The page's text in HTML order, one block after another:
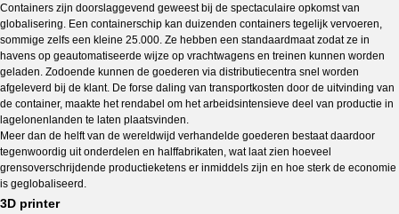
Containers zijn doorslaggevend geweest bij de spectaculaire opkomst van
globalisering. Een containerschip kan duizenden containers tegelijk vervoeren,
sommige zelfs een kleine 25.000. Ze hebben een standaardmaat zodat ze in
havens op geautomatiseerde wijze op vrachtwagens en treinen kunnen worden
geladen. Zodoende kunnen de goederen via distributiecentra snel worden
afgeleverd bij de klant. De forse daling van transportkosten door de uitvinding van
de container, maakte het rendabel om het arbeidsintensieve deel van productie in
lagelonenlanden te laten plaatsvinden.
Meer dan de helft van de wereldwijd verhandelde goederen bestaat daardoor
tegenwoordig uit onderdelen en halffabrikaten, wat laat zien hoeveel
grensoverschrijdende productieketens er inmiddels zijn en hoe sterk de economie
is geglobaliseerd.
3D printer